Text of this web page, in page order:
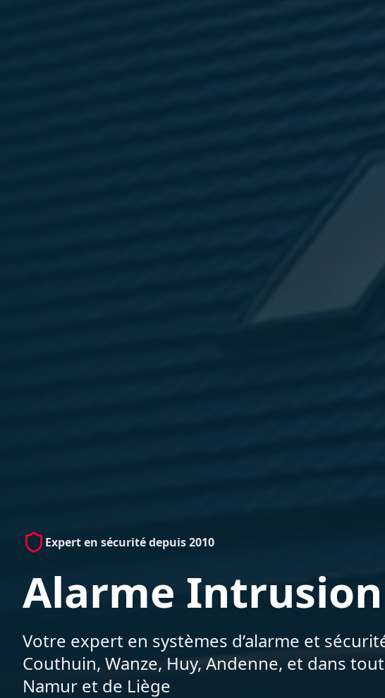
Expert en sécurité depuis 2010
Alarme Intrusion
Votre expert en systèmes d’alarme et
Couthuin, Wanze, Huy, Andenne, et dans
Namur et de Liège